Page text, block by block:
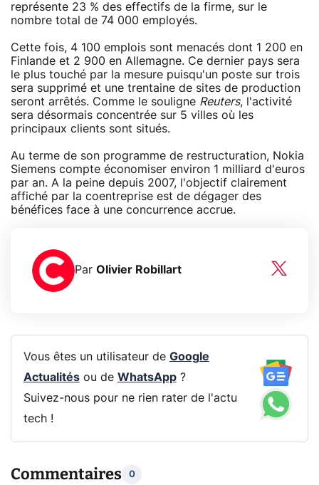
représente 23 % des effectifs de la firme, sur le
nombre total de 74 000 employés.
Cette fois, 4 100 emplois sont menacés dont 1 200 en
Finlande et 2 900 en Allemagne. Ce dernier pays sera
le plus touché par la mesure puisqu'un poste sur trois
sera supprimé et une trentaine de sites de production
seront arrêtés. Comme le souligne Reuters, l'activité
sera désormais concentrée sur 5 villes où les
principaux clients sont situés.
Au terme de son programme de restructuration, Nokia
Siemens compte économiser environ 1 milliard d'euros
par an. A la peine depuis 2007, l'objectif clairement
affiché par la coentreprise est de dégager des
bénéfices face à une concurrence accrue.
Par Olivier Robillart
Vous êtes un utilisateur de Google
Actualitésou de WhatsApp?
Suivez-nous pour ne rien rater de l'actu
tech !
Commentaires 0